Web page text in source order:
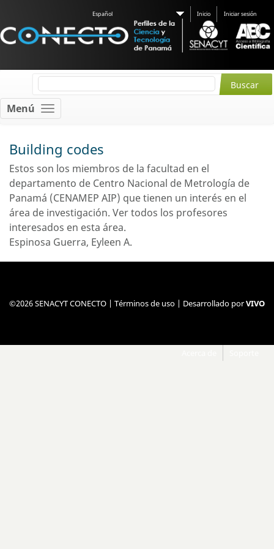
Español Inicio Iniciar sesión
Menú
Building codes
Estos son los miembros de la facultad en el
departamento de Centro Nacional de Metrología de
Panamá (CENAMEP AIP) que tienen un interés en el
área de investigación. Ver todos los profesores
interesados ​​en esta área.
Espinosa Guerra, Eyleen A.
©2026 SENACYT CONECTO | Términos de uso | Desarrollado porVIVO